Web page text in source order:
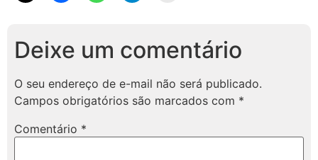
Deixe um comentário
O seu endereço de e-mail não será publicado.
Campos obrigatórios são marcados com *
Comentário *